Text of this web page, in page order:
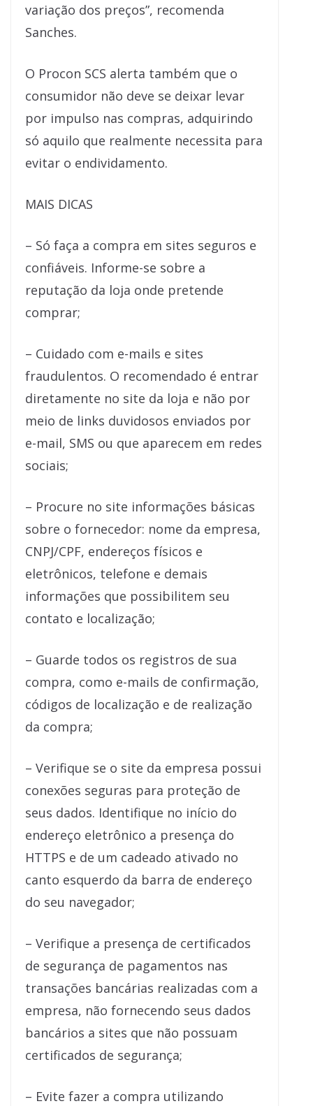
variação dos preços”, recomenda
Sanches.
O Procon SCS alerta também que o
consumidor não deve se deixar levar
por impulso nas compras, adquirindo
só aquilo que realmente necessita para
evitar o endividamento.
MAIS DICAS
– Só faça a compra em sites seguros e
confiáveis. Informe-se sobre a
reputação da loja onde pretende
comprar;
– Cuidado com e-mails e sites
fraudulentos. O recomendado é entrar
diretamente no site da loja e não por
meio de links duvidosos enviados por
e-mail, SMS ou que aparecem em redes
sociais;
– Procure no site informações básicas
sobre o fornecedor: nome da empresa,
CNPJ/CPF, endereços físicos e
eletrônicos, telefone e demais
informações que possibilitem seu
contato e localização;
– Guarde todos os registros de sua
compra, como e-mails de confirmação,
códigos de localização e de realização
da compra;
– Verifique se o site da empresa possui
conexões seguras para proteção de
seus dados. Identifique no início do
endereço eletrônico a presença do
HTTPS e de um cadeado ativado no
canto esquerdo da barra de endereço
do seu navegador;
– Verifique a presença de certificados
de segurança de pagamentos nas
transações bancárias realizadas com a
empresa, não fornecendo seus dados
bancários a sites que não possuam
certificados de segurança;
– Evite fazer a compra utilizando